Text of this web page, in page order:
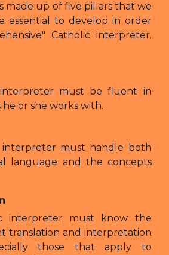
made up of five pillars that we
essential to develop in order
Catholic interpreter.
must be fluent in
or she works with.
interpreter must handle both
language and the concepts
interpreter must know the
translation and interpretation
those that apply to